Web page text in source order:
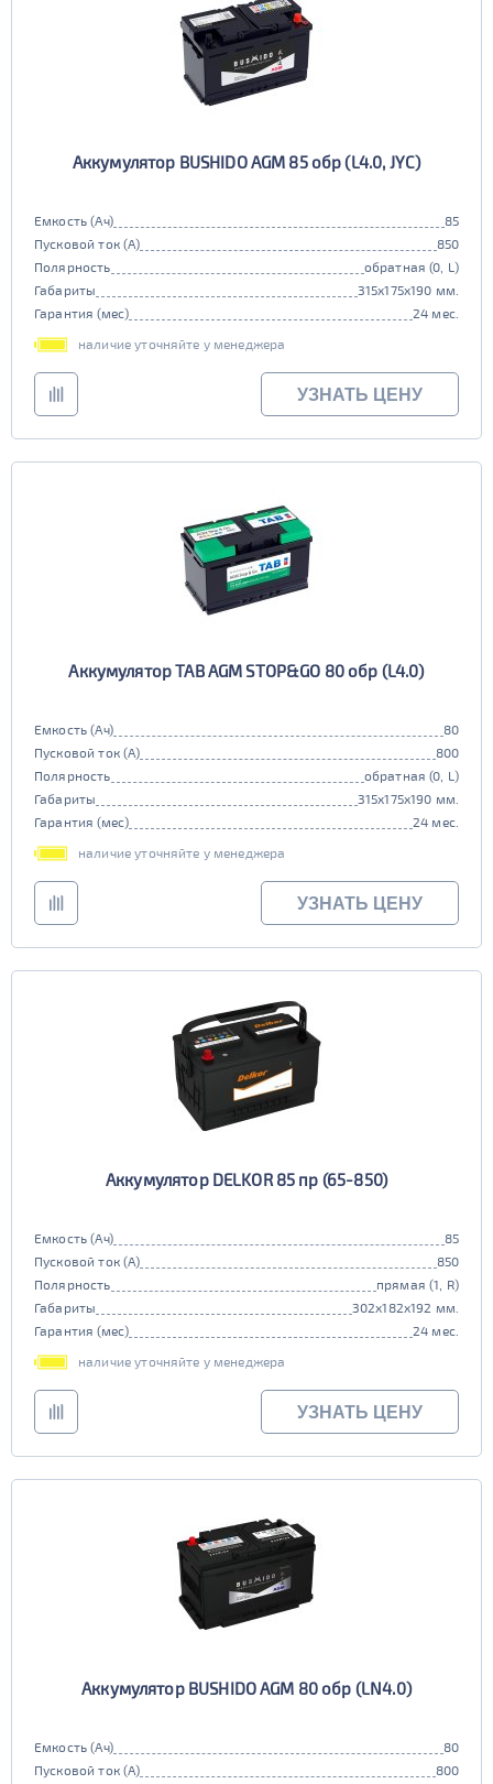
Аккумулятор BUSHIDO AGM 85 обр (L4.0, JYC)
Емкость (Ач)
85
Пусковой ток (А)
850
Полярность
обратная (0, L)
Габариты
315x175x190 мм.
Гарантия (мес)
24 мес.
наличие уточняйте у менеджера
УЗНАТЬ ЦЕНУ
Аккумулятор TAB AGM STOP&GO 80 обр (L4.0)
Емкость (Ач)
80
Пусковой ток (А)
800
Полярность
обратная (0, L)
Габариты
315x175x190 мм.
Гарантия (мес)
24 мес.
наличие уточняйте у менеджера
УЗНАТЬ ЦЕНУ
Аккумулятор DELKOR 85 пр (65-850)
Емкость (Ач)
85
Пусковой ток (А)
850
Полярность
прямая (1, R)
Габариты
302x182x192 мм.
Гарантия (мес)
24 мес.
наличие уточняйте у менеджера
УЗНАТЬ ЦЕНУ
Аккумулятор BUSHIDO AGM 80 обр (LN4.0)
Емкость (Ач)
80
Пусковой ток (А)
800